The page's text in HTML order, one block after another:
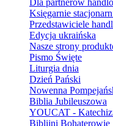
Dla partnerów
Księgarnie
Przedstawiciele
Edycja ukraińska
Nasze strony
Pismo Święte
Liturgia dnia
Dzień Pański
Nowenna
Biblia Jubileuszowa
YOUCAT -
Biblijni Bohaterowie